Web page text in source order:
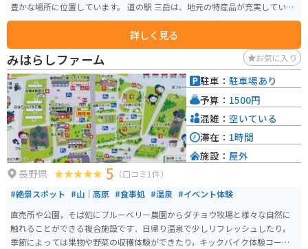
豊かな場所に位置しています。 道の駅 三岳は、地元の特産品が充実している
ことで知られており、木曽ヒノキを使った工芸品や、新鮮な地元産の野菜、
山菜などが販売されています。また、併設されているレストランでは、地元
の食材を使った料理を楽しむことができます。 バイクで訪れる場合、道の駅
三岳は、ツーリングの休憩場所として最適です。駐車場も広く、バイクラッ
クも完備されています。周辺には、開田高原や御嶽山など、ツーリングスポッ
トも点在しており、拠点としても便利です。 木曽地方は、古くから漆器の産
地として知られており、道の駅 三岳でも、木曽漆器を購入することができま
す。木曽漆器は、堅牢で美しく、使い込むほどに味わいが増すのが特徴です。
お土産にいかがでしょうか。
詳しく見る
みはらしファーム お気に入り
長野県 5 （口コミ1件）
#絶景スポット #山｜高原 #食事処 #温泉 #イベント体験
直売所や公園，そば処にブルーベリー農園からダチョウ牧場と様々な自然に
触れることができる複合施設です．日帰り温泉で少しリフレッシュしたり，
季節によっては果物や野菜の収穫体験ができたり，キックバイク体験コース
駐車： 駐車場あり
予算： 1500円
混雑： 空いている
滞在： 1時間
施設： 屋外